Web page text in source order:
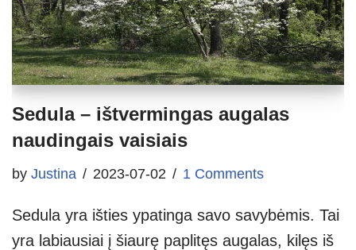
Sedula – ištvermingas augalas
naudingais vaisiais
by Justina 2023-07-02 1 Comments
Sedula yra išties ypatinga savo savybėmis. Tai
yra labiausiai į šiaurę paplitęs augalas, kilęs iš